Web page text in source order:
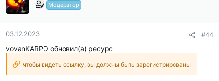
Модератор
03.12.2023 #44
vovanKARPO обновил(а) ресурс
чтобы видеть ссылку, вы должны быть зарегистрированы